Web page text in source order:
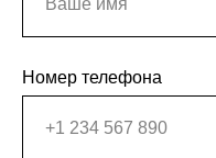
Номер телефона